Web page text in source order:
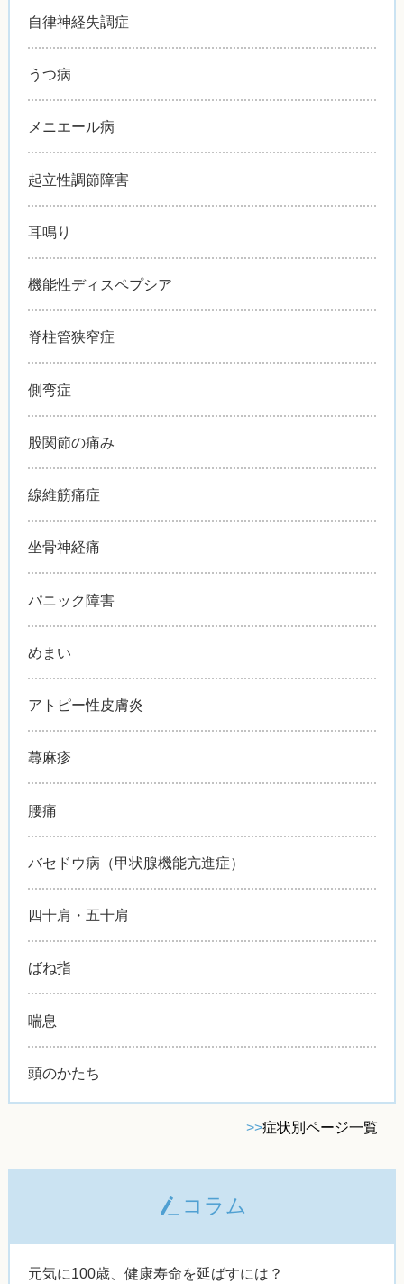
自律神経失調症
うつ病
メニエール病
起立性調節障害
耳鳴り
機能性ディスペプシア
脊柱管狭窄症
側弯症
股関節の痛み
線維筋痛症
坐骨神経痛
パニック障害
めまい
アトピー性皮膚炎
蕁麻疹
腰痛
バセドウ病（甲状腺機能亢進症）
四十肩・五十肩
ばね指
喘息
頭のかたち
>>症状別ページ一覧
コラム
元気に100歳、健康寿命を延ばすには？